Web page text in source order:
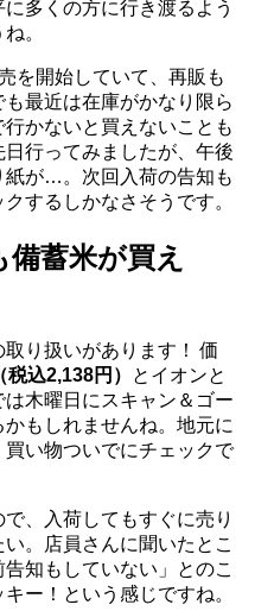
多くの方に行き渡るよう
。
を開始していて、再販も
最近は在庫がかなり限ら
かないと買えないことも
行ってみましたが、午後
紙が…。次回入荷の告知も
するしかなさそうです。
蓄米が買え
り扱いがあります！ 価
込2,138円） とイオンと
木曜日にスキャン＆ゴー
もしれませんね。地元に
い物ついでにチェックで
、入荷してもすぐに売り
。店員さんに聞いたとこ
知もしていない」とのこ
ー！という感じですね。